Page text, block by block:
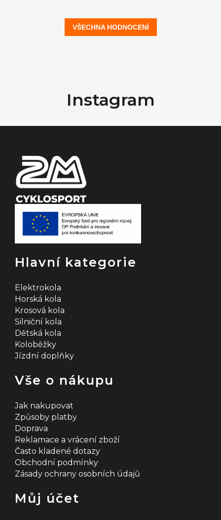
VŠECHNA HODNOCENÍ
t
Instagram
Hlavní kategorie
Elektrokola
Horská kola
Krosová kola
Silniční kola
Dětská kola
Koloběžky
Jízdní doplňky
Vše o nákupu
Jak nakupovat
Způsoby platby
Doprava
Reklamace a vrácení zboží
Často kladené dotazy
Obchodní podmínky
Zásady ochrany osobních údajů
Můj účet